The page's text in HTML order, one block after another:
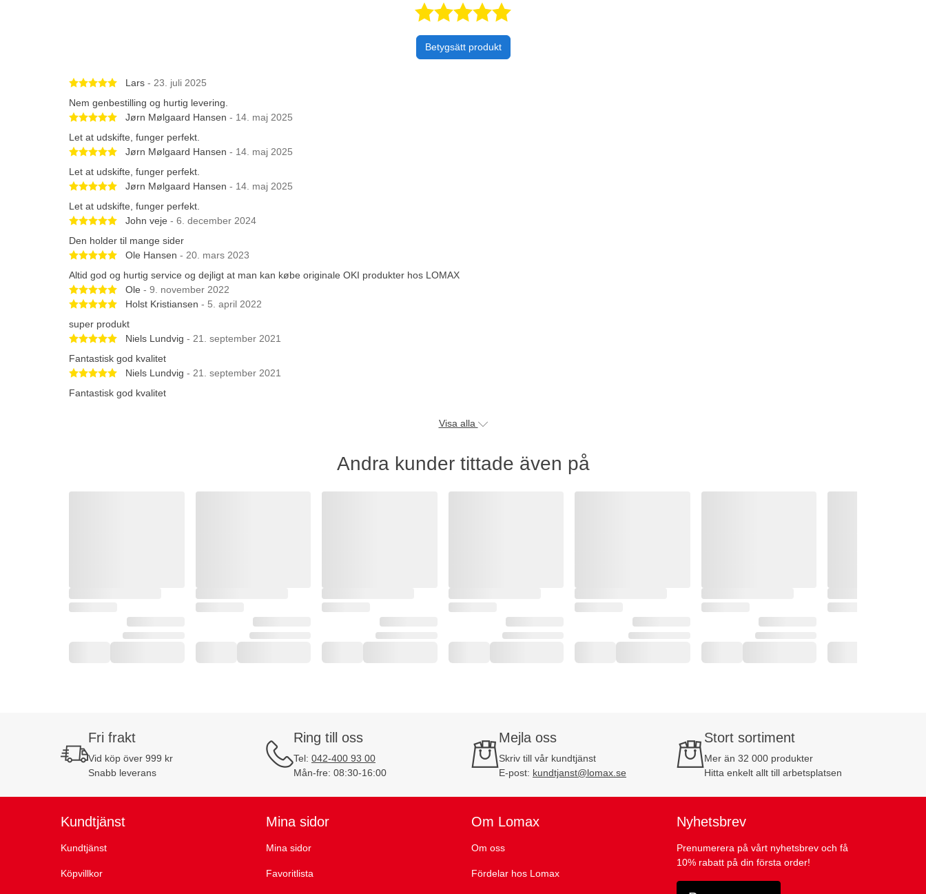
Betygsatt 5 av 5 stjärnor
Betygsätt produkt
Betygsatt 5 av 5 stjärnor
Lars - 23. juli 2025
Nem genbestilling og hurtig levering.
Betygsatt 5 av 5 stjärnor
Jørn Mølgaard Hansen - 14. maj 2025
Let at udskifte, funger perfekt.
Betygsatt 5 av 5 stjärnor
Jørn Mølgaard Hansen - 14. maj 2025
Let at udskifte, funger perfekt.
Betygsatt 5 av 5 stjärnor
Jørn Mølgaard Hansen - 14. maj 2025
Let at udskifte, funger perfekt.
Betygsatt 5 av 5 stjärnor
John veje - 6. december 2024
Den holder til mange sider
Betygsatt 5 av 5 stjärnor
Ole Hansen - 20. mars 2023
Altid god og hurtig service og dejligt at man kan købe originale OKI produkter hos LOMAX
Betygsatt 5 av 5 stjärnor
Ole - 9. november 2022
Betygsatt 5 av 5 stjärnor
Holst Kristiansen - 5. april 2022
super produkt
Betygsatt 5 av 5 stjärnor
Niels Lundvig - 21. september 2021
Fantastisk god kvalitet
Betygsatt 5 av 5 stjärnor
Niels Lundvig - 21. september 2021
Fantastisk god kvalitet
Visa alla
Andra kunder tittade även på
Fri frakt
Vid köp över 999 kr
Snabb leverans
Ring till oss
Tel: 042-400 93 00
Mån-fre: 08:30-16:00
Mejla oss
Skriv till vår kundtjänst
E-post: kundtjanst@lomax.se
Stort sortiment
Mer än 32 000 produkter
Hitta enkelt allt till arbetsplatsen
Kundtjänst
Kundtjänst
Köpvillkor
Mina sidor
Mina sidor
Favoritlista
Om Lomax
Om oss
Fördelar hos Lomax
Nyhetsbrev
Prenumerera på vårt nyhetsbrev och få
10% rabatt på din första order!